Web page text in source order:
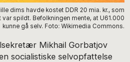
dims havde kostet DDR 20 mia. kr., som
var spildt. Befolkningen mente, at U61.000
kunne gå selv. Foto: Wikimedia Commons.
Mikhail Gorbatjov
socialistiske selvopfattelse